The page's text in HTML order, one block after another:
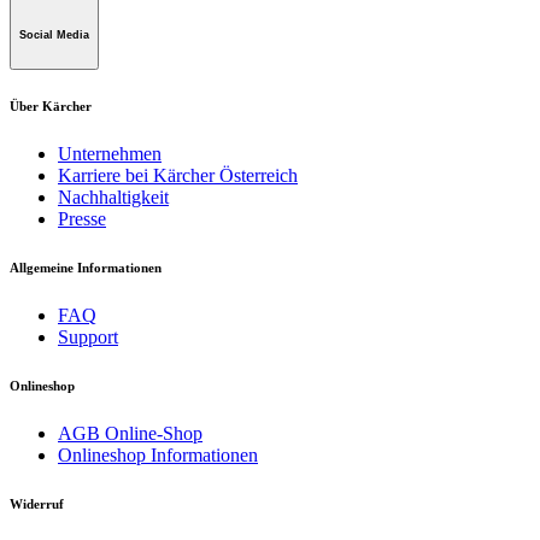
Maculangasse 4
Social Media
Über Kärcher
Unternehmen
Karriere bei Kärcher Österreich
Nachhaltigkeit
Presse
Allgemeine Informationen
FAQ
Support
Onlineshop
AGB Online-Shop
Onlineshop Informationen
Widerruf